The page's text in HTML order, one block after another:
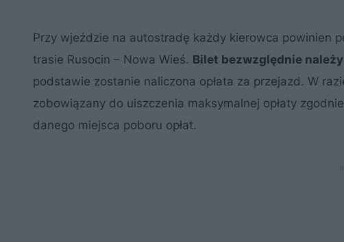
Przy wjeździe na autostradę każdy kierowca powinien
trasie Rusocin – Nowa Wieś. Bilet bezwzględnie
podstawie zostanie naliczona opłata za przejazd. W
zobowiązany do uiszczenia maksymalnej opłaty
danego miejsca poboru opłat.